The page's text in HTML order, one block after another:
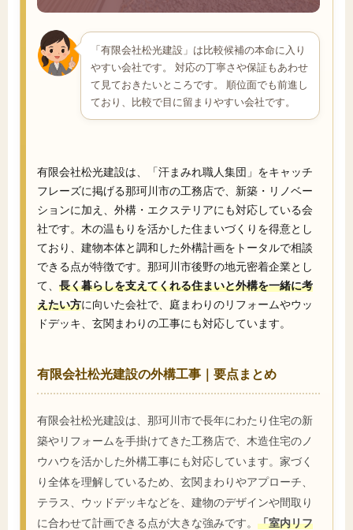
「有限会社松光建設」は比較候補の本命に入り
やすい会社です。 対応の丁寧さや保証もあわせ
て見ておきたいところです。 順位面でも前進し
ており、比較で目に留まりやすい会社です。
有限会社松光建設は、「汗まみれ職人集団」をキャッチ
フレーズに掲げる那珂川市の工務店で、新築・リノベー
ションに加え、外構・エクステリアにも対応している会
社です。木の温もりを活かした住まいづくりを得意とし
ており、建物本体と調和した外構計画をトータルで相談
できる点が特徴です。那珂川市後野の地元密着企業とし
て、 長く暮らしを支えてくれる住まいと外構を一緒に考
えたい方に向いた会社で、庭まわりのリフォームやウッ
ドデッキ、玄関まわりの工事にも対応しています。
有限会社松光建設の外構工事｜要点まとめ
有限会社松光建設は、那珂川市で長年にわたり住宅の新
築やリフォームを手掛けてきた工務店で、木造住宅のノ
ウハウを活かした外構工事にも対応しています。家づく
り全体を理解しているため、玄関まわりやアプローチ、
テラス、ウッドデッキなどを、建物のデザインや間取り
に合わせて計画できる点が大きな強みです。 「室内リフ